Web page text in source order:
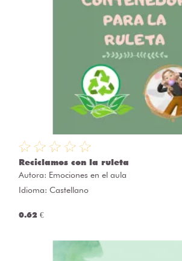
Reciclamos con la ruleta
Autora: Emociones en el aula
Idioma: Castellano
0.62 €